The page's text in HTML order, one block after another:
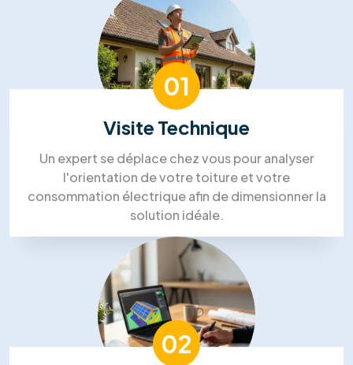
commentaires positifs
Nous avons choisi RM Solutions
Group pour un projet complet!
“Isolation des combles, panneaux solaires et
PAC. Ils ont coordonné tous les corps de métier,
ce qui a été un vrai soulagement. Le chef de
projet était très disponible. Un gros
investissement, mais nous sommes confiants
pour les économies futures.”
Zoe Pelletier
Steven Bruce